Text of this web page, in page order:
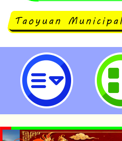
轉知聖母醫護專
與職涯體驗活動-